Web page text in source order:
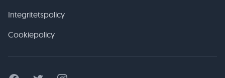
Integritetspolicy
Cookiepolicy